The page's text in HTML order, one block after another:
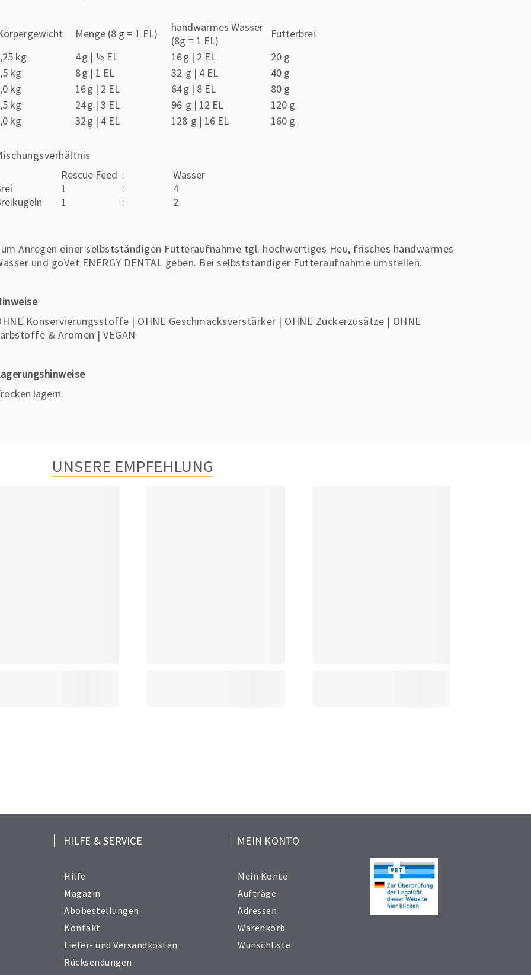
Menge (8 g = 1 EL)
handwarmes Wasser
(8g = 1 EL)
Futterbrei
kg
4 g | ½ EL 16 g | 2 EL
20 g
kg
8 g | 1 EL 32 g | 4 EL
40 g
kg
16 g | 2 EL 64 g | 8 EL
80 g
kg
24 g | 3 EL 96 g | 12 EL
120 g
kg
32 g | 4 EL 128 g | 16 EL 160 g
Rescue Feed :
Wasser
1 :
4
1 : 2
Anregen einer selbstständigen Futteraufnahme tgl. hochwertiges Heu, frisches handwarmes
und goVet ENERGY DENTAL geben. Bei selbstständiger Futteraufnahme umstellen.
Konservierungsstoffe | OHNE Geschmacksverstärker | OHNE Zuckerzusätze | OHNE
& Aromen | VEGAN
lagern.
UNSERE EMPFEHLUNG
HILFE & SERVICE
Hilfe
Magazin
Abobestellungen
Kontakt
Liefer- und Versandkosten
Rücksendungen
MEIN KONTO
Mein Konto
Aufträge
Adressen
Warenkorb
Wunschliste